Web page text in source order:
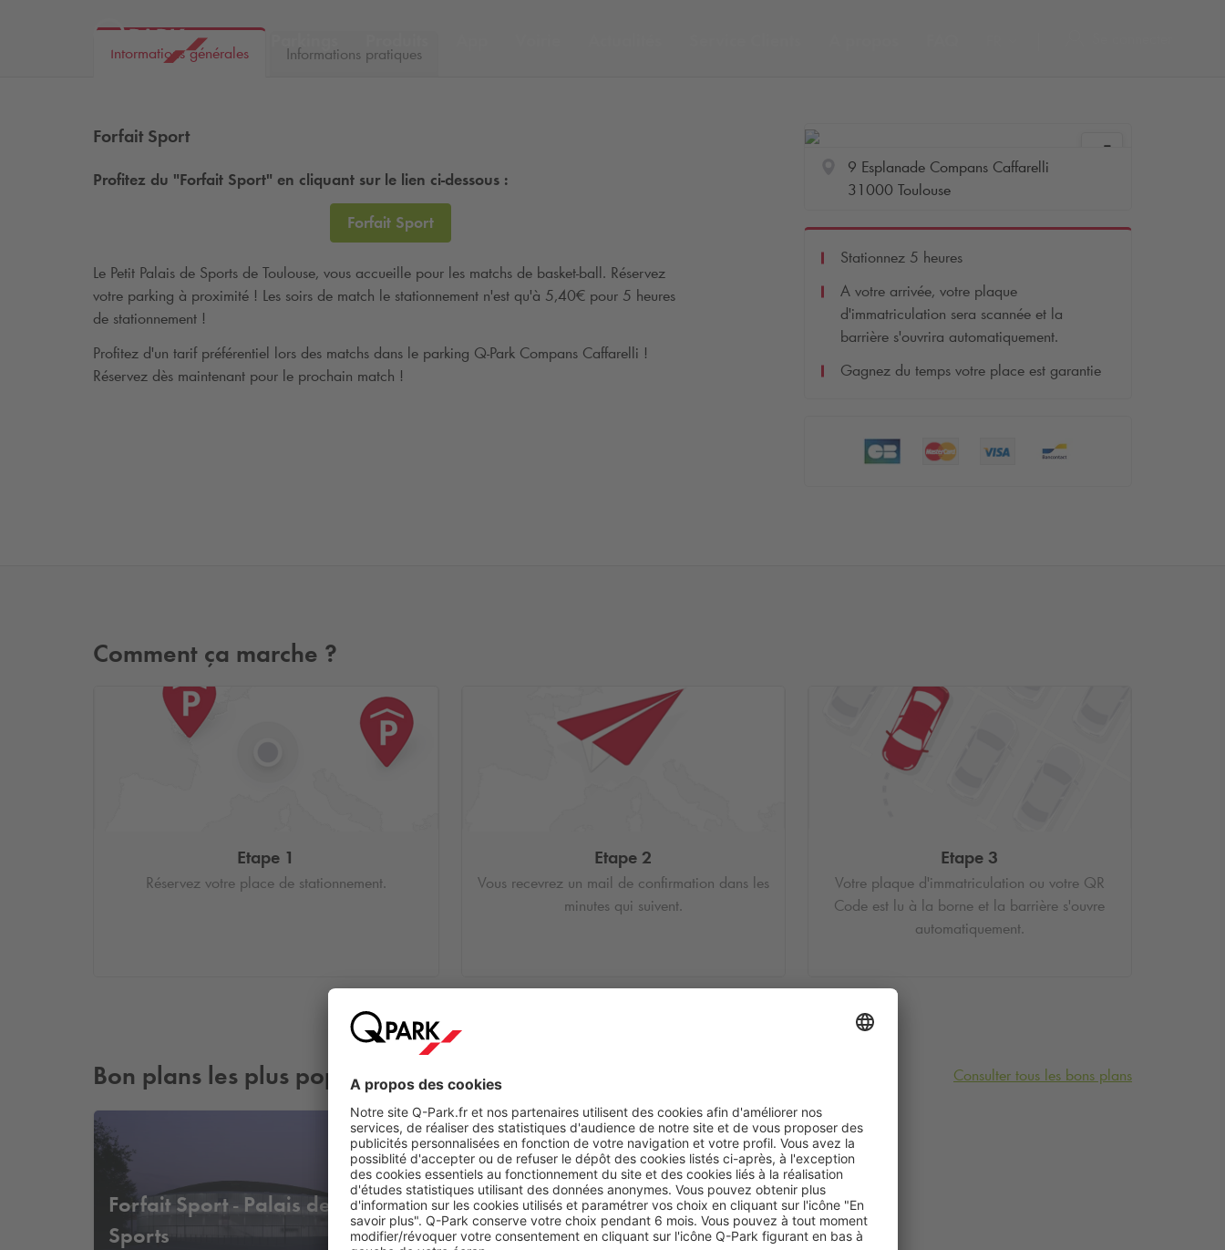
Informations générales Informations pratiques
Forfait Sport
Profitez du "Forfait Sport" en cliquant sur le lien ci-dessous :
Forfait Sport
Le Petit Palais de Sports de Toulouse, vous accueille pour les matchs de basket-ball. Réservez
votre parking à proximité ! Les soirs de match le stationnement n'est qu'à 5,40€ pour 5 heures
de stationnement !
Profitez d'un tarif préférentiel lors des matchs dans le parking Q-Park Compans Caffarelli !
Réservez dès maintenant pour le prochain match !
9 Esplanade Compans Caffarelli
31000 Toulouse
Stationnez 5 heures
A votre arrivée, votre plaque
d'immatriculation sera scannée et la
barrière s'ouvrira automatiquement.
Gagnez du temps votre place est garantie
Comment ça marche ?
Etape 1
Réservez votre place de stationnement.
Etape 2
Vous recevrez un mail de confirmation dans les
minutes qui suivent.
Etape 3
Votre plaque d'immatriculation ou votre QR
Code est lu à la borne et la barrière s'ouvre
automatiquement.
Bon plans les plus populaires Consulter tous les bons plans
Forfait Sport - Palais des
Sports
à partir
de
€ 5,4